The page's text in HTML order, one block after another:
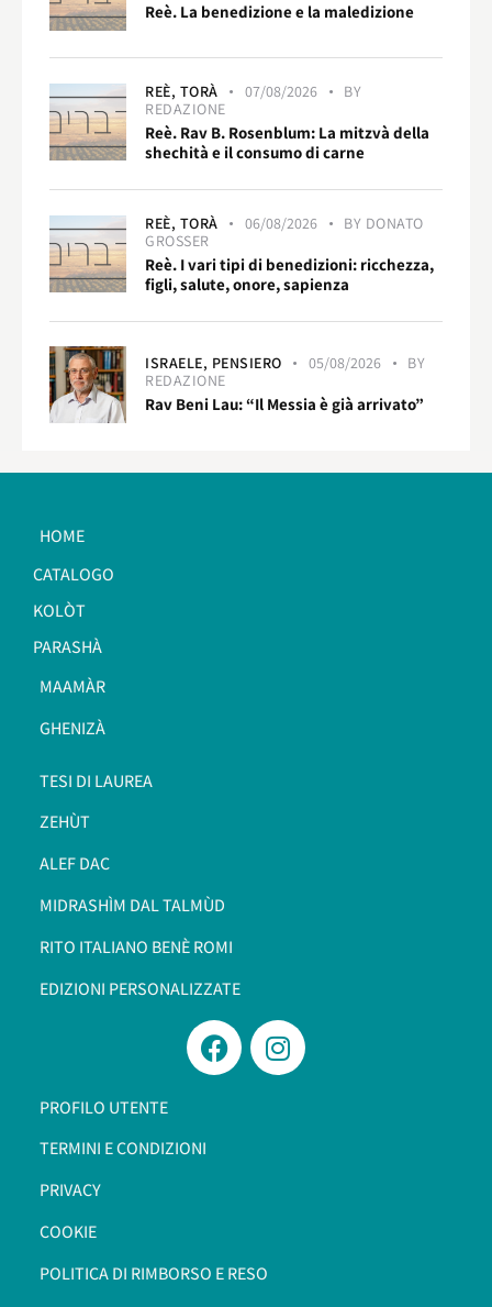
Reè. La benedizione e la maledizione
REÈ, TORÀ 07/08/2026
BY
REDAZIONE
Reè. Rav B. Rosenblum: La mitzvà della
shechità e il consumo di carne
REÈ, TORÀ 06/08/2026 BY DONATO
GROSSER
Reè. I vari tipi di benedizioni: ricchezza,
figli, salute, onore, sapienza
ISRAELE, PENSIERO 05/08/2026
BY
REDAZIONE
Rav Beni Lau: “Il Messia è già arrivato”
HOME
CATALOGO
KOLÒT
PARASHÀ
MAAMÀR
GHENIZÀ
TESI DI LAUREA
ZEHÙT
ALEF DAC
MIDRASHÌM DAL TALMÙD
RITO ITALIANO BENÈ ROMI​
EDIZIONI PERSONALIZZATE
PROFILO UTENTE
TERMINI E CONDIZIONI
PRIVACY
COOKIE
POLITICA DI RIMBORSO E RESO